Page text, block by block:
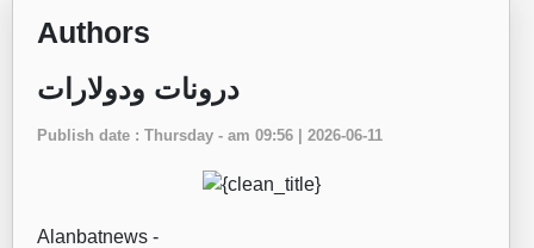
Authors
درونات ودولارات
Publish date : Thursday - am 09:56 | 2026-06-11
Alanbatnews -